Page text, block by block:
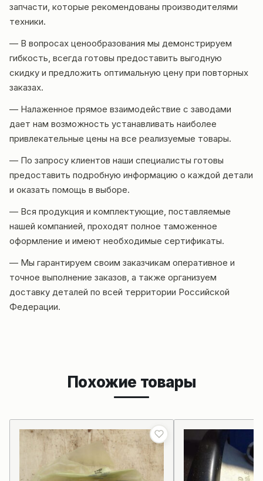
запчасти, которые рекомендованы производителями
техники.
— В вопросах ценообразования мы демонстрируем
гибкость, всегда готовы предоставить выгодную
скидку и предложить оптимальную цену при повторных
заказах.
— Налаженное прямое взаимодействие с заводами
дает нам возможность устанавливать наиболее
привлекательные цены на все реализуемые товары.
— По запросу клиентов наши специалисты готовы
предоставить подробную информацию о каждой детали
и оказать помощь в выборе.
— Вся продукция и комплектующие, поставляемые
нашей компанией, проходят полное таможенное
оформление и имеют необходимые сертификаты.
— Мы гарантируем своим заказчикам оперативное и
точное выполнение заказов, а также организуем
доставку деталей по всей территории Российской
Федерации.
Похожие товары